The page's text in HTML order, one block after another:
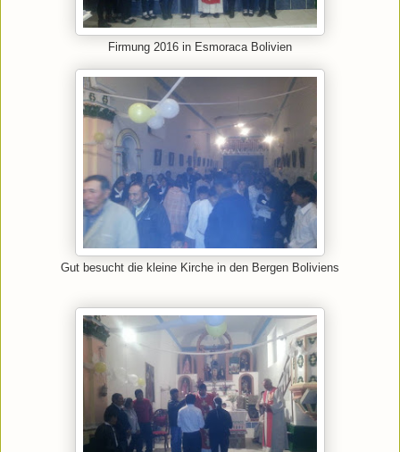
Firmung 2016 in Esmoraca Bolivien
Gut besucht die kleine Kirche in den Bergen Boliviens